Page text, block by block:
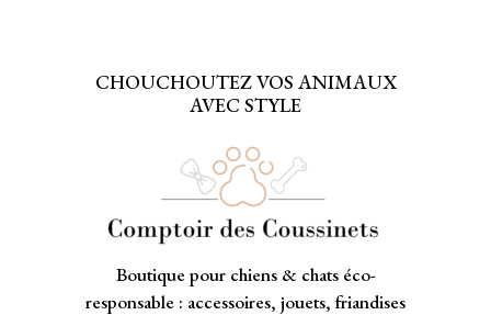
CHOUCHOUTEZ VOS ANIMAUX
AVEC STYLE
Boutique pour chiens & chats éco-
responsable : accessoires, jouets, friandises